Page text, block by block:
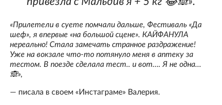
«Прилетели в суете помчали дальше, Фестиваль «Да
шеф», я впервые «на большой сцене». КАЙФАНУЛА
нереально! Стала замечать странное раздражение!
Уже на вокзале что-то потянуло меня в аптеку за
тестом. В поезде сделала тест.. и вот…. Я не одна…
🙈»,
— писала в своем «Инстаграме» Валерия.